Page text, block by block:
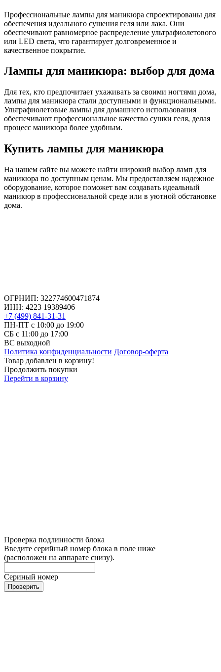
Профессиональные лампы для маникюра спроектированы для
обеспечения идеального сушения геля или лака. Они
обеспечивают равномерное распределение ультрафиолетового
или LED света, что гарантирует долговременное и
качественное покрытие.
Лампы для маникюра: выбор для дома
Для тех, кто предпочитает ухаживать за своими ногтями дома,
лампы для маникюра стали доступными и функциональными.
Ультрафиолетовые лампы для домашнего использования
обеспечивают профессиональное качество сушки геля, делая
процесс маникюра более удобным.
Купить лампы для маникюра
На нашем сайте вы можете найти широкий выбор ламп для
маникюра по доступным ценам. Мы предоставляем надежное
оборудование, которое поможет вам создавать идеальный
маникюр в профессиональной среде или в уютной обстановке
дома.
ОГРНИП: 322774600471874
ИНН: 4223 19389406
+7 (499) 841-31-31
ПН-ПТ с 10:00 до 19:00
СБ c 11:00 до 17:00
ВС выходной
Политика конфиденциальности Договор-оферта
Товар добавлен в корзину!
Продолжить покупки
Перейти в корзину
Проверка подлинности блока
Введите серийный номер блока в поле ниже
(расположен на аппарате снизу).
Сериный номер
Проверить